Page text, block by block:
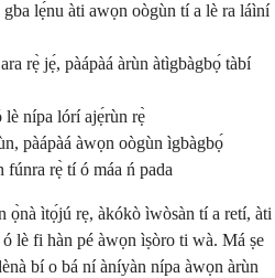
lẹ́nu àti awọn oògùn tí a lè ra láìní
rẹ̀ jẹ́, pàápàá àrùn àtìgbàgbọ́ tàbí
nípa lórí ajẹ́rùn rẹ̀
pàápàá àwọn oògùn ìgbàgbọ́
rẹ̀ tí ó máa ń pada
ọ̀nà ìtọ́jú rẹ, àkókò ìwòsàn tí a retí, àti
lè fi hàn pé àwọn ìṣòro ti wà. Má ṣe
bí o bá ní àníyàn nípa àwọn àrùn